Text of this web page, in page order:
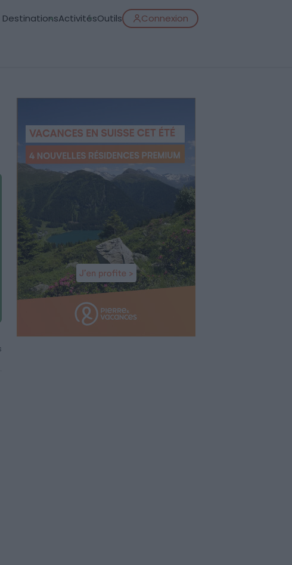
DestinationsActivitésOutils Connexion